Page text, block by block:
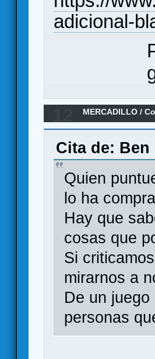
adicional-
MERCADILLO /
Cita de: Ben
Quien
lo ha
Hay que
cosas que
Si
mirarnos a
De un
personas